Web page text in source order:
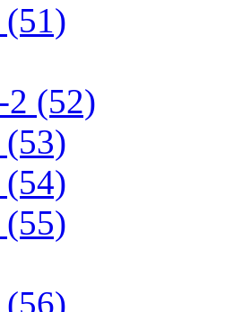
(52)